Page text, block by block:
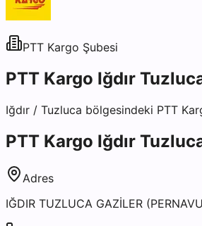
PTT Kargo Şubesi
PTT Kargo Iğdır
Iğdır / Tuzluca bölgesindeki PTT
PTT Kargo Iğdır
Adres
IĞDIR TUZLUCA GAZİLER